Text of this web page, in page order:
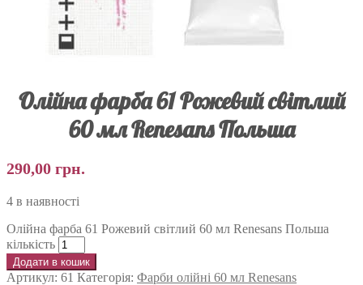
Олійна фарба 61 Рожевий світлий
60 мл Renesans Польша
290,00 грн.
4 в наявності
Олійна фарба 61 Рожевий світлий 60 мл Renesans Польша
кількість
Додати в кошик
Артикул: 61 Категорія: Фарби олійні 60 мл Renesans